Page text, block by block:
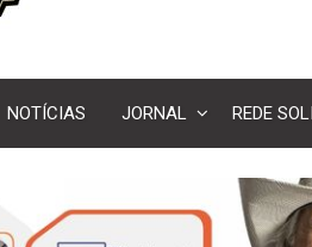
NOTÍCIAS JORNAL REDE